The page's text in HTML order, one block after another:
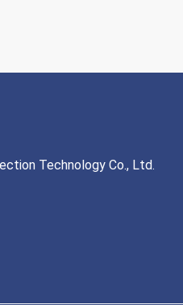
Technology Co., Ltd.